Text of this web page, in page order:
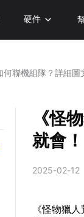
硬件
何聯機組隊？詳細圖
《怪
就會！
2025-02-12
《怪物獵